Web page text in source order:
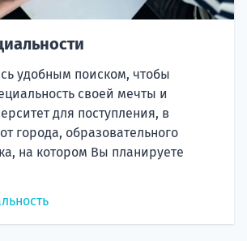
удобным поиском, чтобы
своей мечты и
для поступления, в
города, образовательного
на котором Вы планируете